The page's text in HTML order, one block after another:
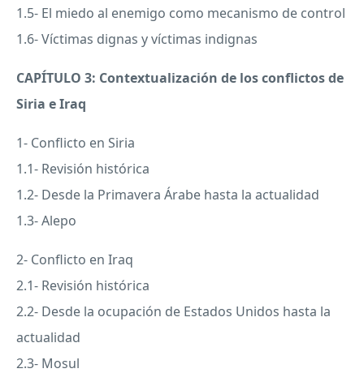
1.5- El miedo al enemigo como mecanismo de control
1.6- Víctimas dignas y víctimas indignas
CAPÍTULO 3: Contextualización de los conflictos de
Siria e Iraq
1- Conflicto en Siria
1.1- Revisión histórica
1.2- Desde la Primavera Árabe hasta la actualidad
1.3- Alepo
2- Conflicto en Iraq
2.1- Revisión histórica
2.2- Desde la ocupación de Estados Unidos hasta la
actualidad
2.3- Mosul